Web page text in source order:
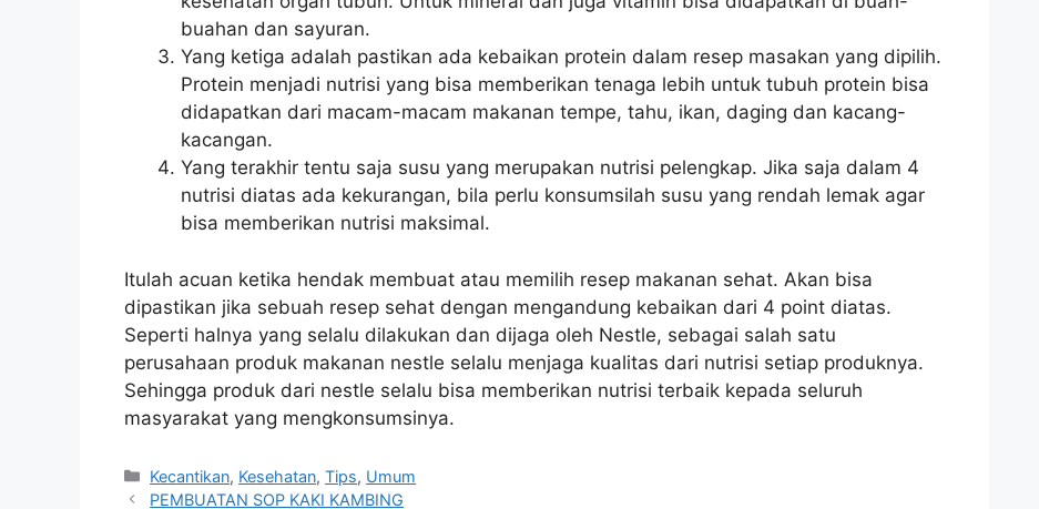
buahan dan sayuran.
Yang ketiga adalah pastikan ada kebaikan protein dalam resep masakan yang dipilih.
Protein menjadi nutrisi yang bisa memberikan tenaga lebih untuk tubuh protein bisa
didapatkan dari macam-macam makanan tempe, tahu, ikan, daging dan kacang-
kacangan.
Yang terakhir tentu saja susu yang merupakan nutrisi pelengkap. Jika saja dalam 4
nutrisi diatas ada kekurangan, bila perlu konsumsilah susu yang rendah lemak agar
bisa memberikan nutrisi maksimal.
Itulah acuan ketika hendak membuat atau memilih resep makanan sehat. Akan bisa
dipastikan jika sebuah resep sehat dengan mengandung kebaikan dari 4 point diatas.
Seperti halnya yang selalu dilakukan dan dijaga oleh Nestle, sebagai salah satu
perusahaan produk makanan nestle selalu menjaga kualitas dari nutrisi setiap produknya.
Sehingga produk dari nestle selalu bisa memberikan nutrisi terbaik kepada seluruh
masyarakat yang mengkonsumsinya.
Categories
Kecantikan, Kesehatan,Tips, Umum
PEMBUATAN SOP KAKI KAMBING